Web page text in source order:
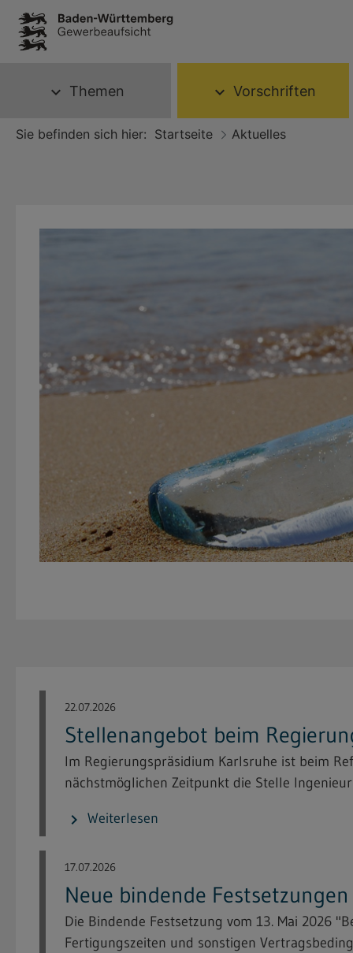
expand_more Themen expand_more Vorschriften
Sie befinden sich hier: Startseite Aktuelles
22.07.2026
Stellenangebot beim
Im Regierungspräsidium Karlsruhe ist beim
nächstmöglichen Zeitpunkt die Stelle
chevron_right Weiterlesen
17.07.2026
Neue bindende
Die Bindende Festsetzung vom 13. Mai 2026
Fertigungszeiten und sonstigen